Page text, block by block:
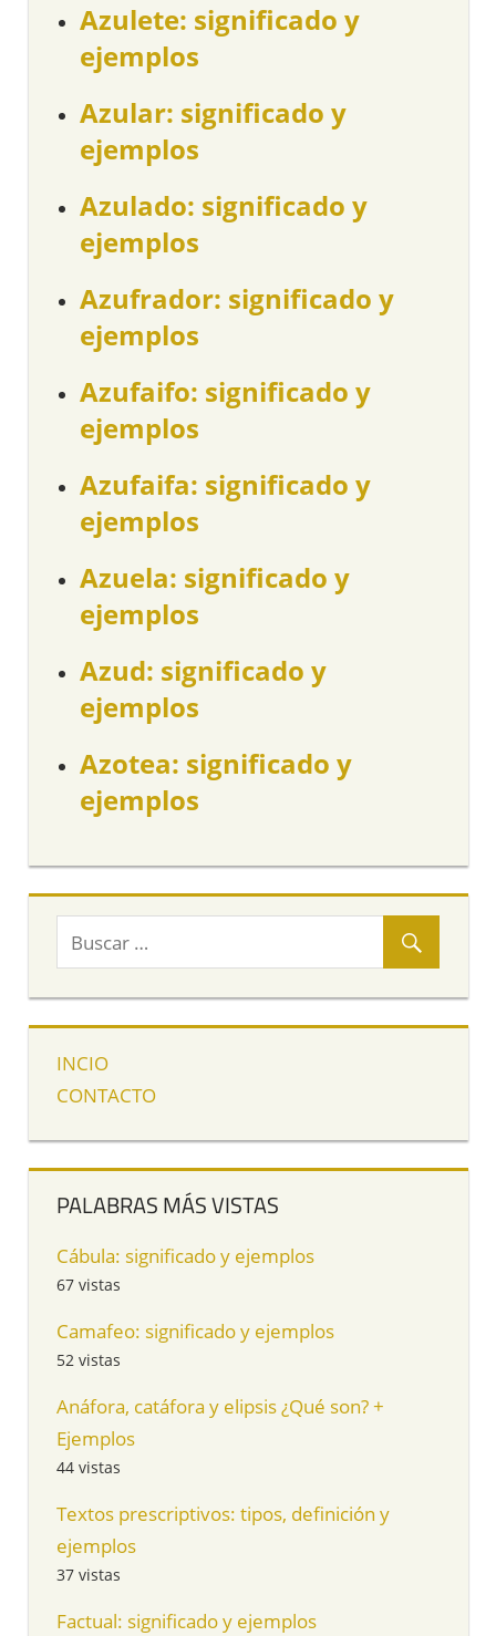
Azulete: significado y
ejemplos
Azular: significado y
ejemplos
Azulado: significado y
ejemplos
Azufrador: significado y
ejemplos
Azufaifo: significado y
ejemplos
Azufaifa: significado y
ejemplos
Azuela: significado y
ejemplos
Azud: significado y
ejemplos
Azotea: significado y
ejemplos
INCIO
CONTACTO
PALABRAS MÁS VISTAS
Cábula: significado y ejemplos
67 vistas
Camafeo: significado y ejemplos
52 vistas
Anáfora, catáfora y elipsis ¿Qué son? +
Ejemplos
44 vistas
Textos prescriptivos: tipos, definición y
ejemplos
37 vistas
Factual: significado y ejemplos